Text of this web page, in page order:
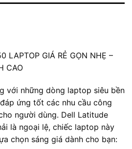
LAPTOP GIÁ RẺ GỌN NHẸ –
CAO
với những dòng laptop siêu bền
ứng tốt các nhu cầu công
người dùng. Dell Latitude
là ngoại lệ, chiếc laptop này
chọn sáng giá dành cho bạn: